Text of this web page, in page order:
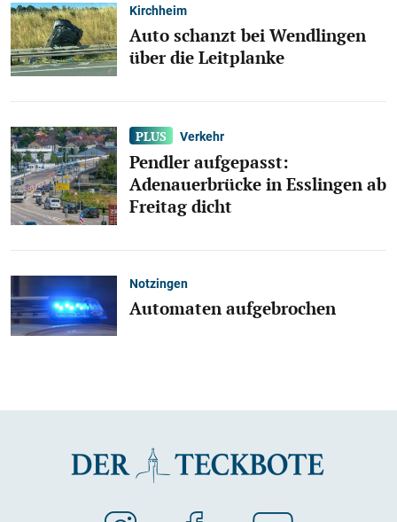
Kirchheim
Auto schanzt bei Wendlingen
über die Leitplanke
Verkehr
Pendler aufgepasst:
Adenauerbrücke in Esslingen ab
Freitag dicht
Notzingen
Automaten aufgebrochen